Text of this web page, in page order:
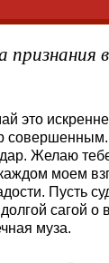
признания
это
Желаю
моем
Пусть
сагой
муза.